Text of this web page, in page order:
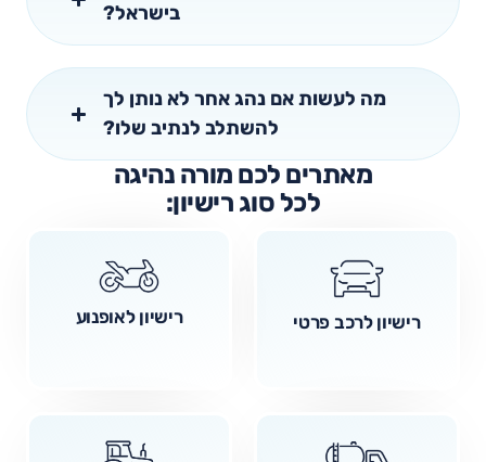
בישראל?
מה לעשות אם נהג אחר לא נותן לך
להשתלב לנתיב שלו?
מאתרים לכם מורה נהיגה
לכל סוג רישיון:
רישיון לרכב פרטי רישיון לאופנוע